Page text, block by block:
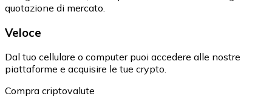
quotazione di mercato.
Veloce
Dal tuo cellulare o computer puoi accedere alle nostre
piattaforme e acquisire le tue crypto.
Compra criptovalute